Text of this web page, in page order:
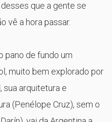
que a gente se
vê a hora passar.
pano de fundo um
muito bem explorado por
sua arquitetura e
(Penélope Cruz), sem o